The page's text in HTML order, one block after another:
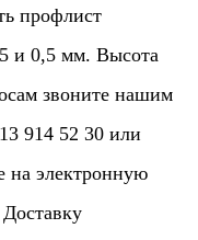
и 0,5 мм. Высота
звоните нашим
914 52 30 или
на электронную